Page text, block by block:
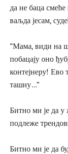
да не баца
ваљда јесам,
“Мама, види на
побацају оно
контејнеру! Ево
ташну…”
Битно ми је да у
подлеже
Битно ми је да